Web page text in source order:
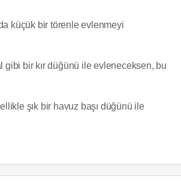
küçük bir törenle evlenmeyi
gibi bir kır düğünü ile evleneceksen, bu
şık bir havuz başı düğünü ile